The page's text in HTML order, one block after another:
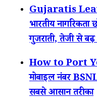
Gujaratis
भारतीय
गुजराती, तेजी से
How to Port
मोबाइल नंबर
सबसे आसान तरीका